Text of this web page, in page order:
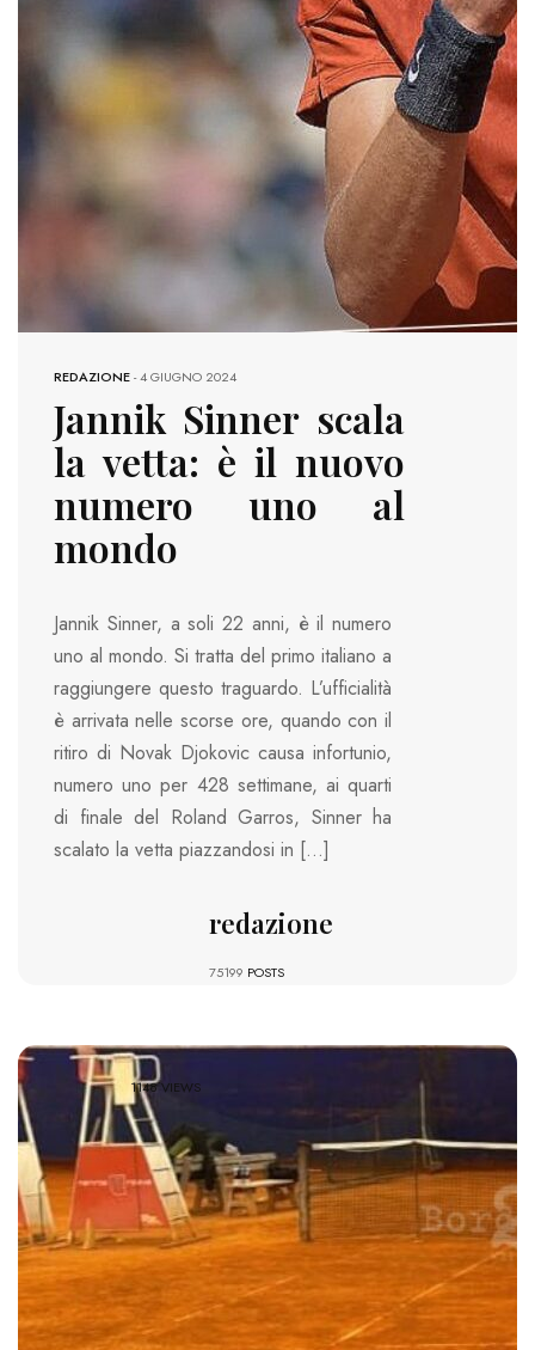
REDAZIONE-4 GIUGNO 2024
Jannik Sinner scala
la vetta: è il nuovo
numero uno al
mondo
Jannik Sinner, a soli 22 anni, è il numero
uno al mondo. Si tratta del primo italiano a
raggiungere questo traguardo. L’ufficialità
è arrivata nelle scorse ore, quando con il
ritiro di Novak Djokovic causa infortunio,
numero uno per 428 settimane, ai quarti
di finale del Roland Garros, Sinner ha
scalato la vetta piazzandosi in […]
redazione
75199 POSTS
1148 VIEWS